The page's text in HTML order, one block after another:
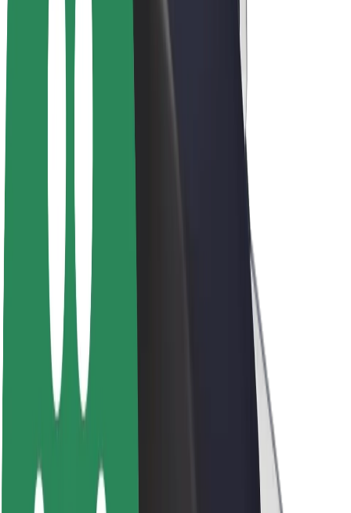
მძღოლები
ავტოპარკები
ვაკანსიები
Bolt-ის შესახებ
Bolt და ეკომეგობრულობა
ნულოვანი პროექტი
ბლოგი
სიახლეები
ბრენდის გზამკვლევი
ინვესტორებთან ურთიერთობა
ლიდერობა